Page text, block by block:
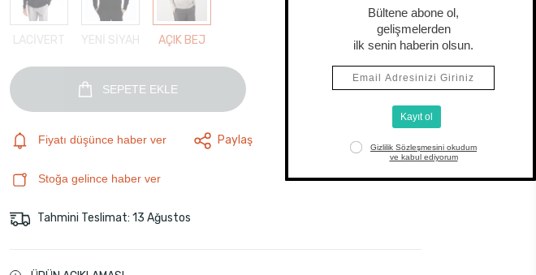
LACİVERT YENİ SİYAH AÇIK BEJ
SEPETE EKLE
Fiyatı düşünce haber ver Paylaş
Stoğa gelince haber ver
Tahmini Teslimat: 13 Ağustos